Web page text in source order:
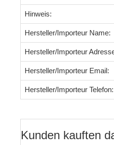
Hinweis:
Hersteller/Importeur Name:
Hersteller/Importeur
Hersteller/Importeur Email:
Hersteller/Importeur Telefon:
Kunden kauften